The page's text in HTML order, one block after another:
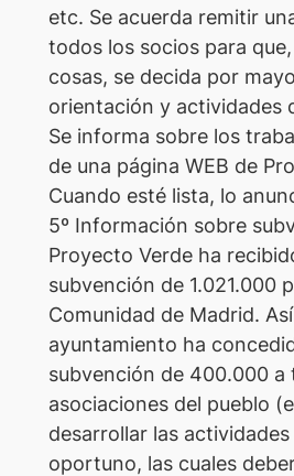
etc. Se acuerda remitir
todos los socios para
cosas, se decida por
orientación y actividades
Se informa sobre los
de una página WEB de
Cuando esté lista, lo
5º Información sobre
Proyecto Verde ha
subvención de 1.021.000
Comunidad de Madrid.
ayuntamiento ha
subvención de 400.000 a
asociaciones del pueblo
desarrollar las
oportuno, las cuales